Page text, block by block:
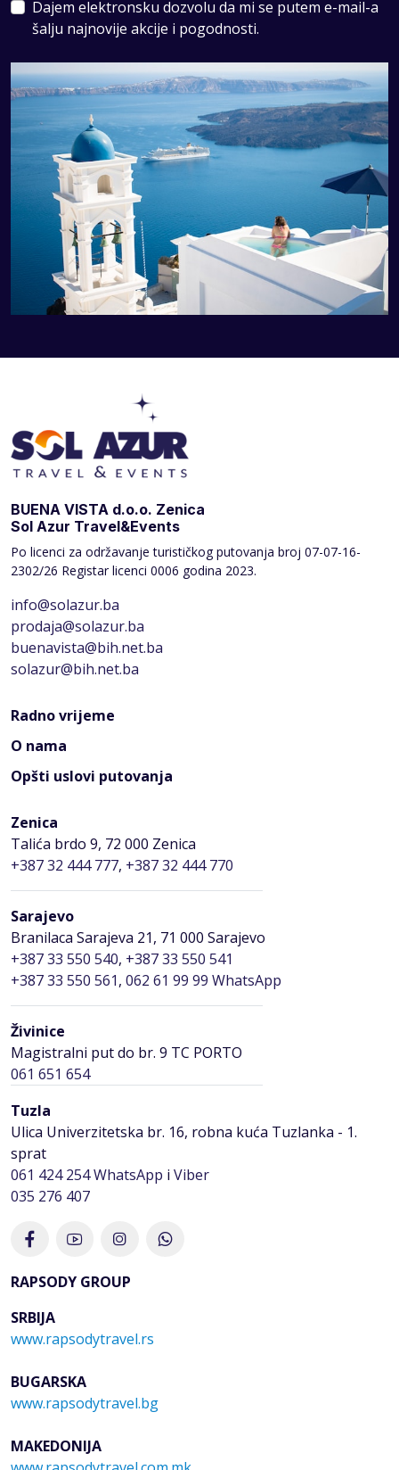
Dajem elektronsku dozvolu da mi se putem e-mail-a
šalju najnovije akcije i pogodnosti.
BUENA VISTA d.o.o. Zenica
Sol Azur Travel&Events
Po licenci za održavanje turističkog putovanja broj 07-07-16-
2302/26 Registar licenci 0006 godina 2023.
info@solazur.ba
prodaja@solazur.ba
buenavista@bih.net.ba
solazur@bih.net.ba
Radno vrijeme
O nama
Opšti uslovi putovanja
Zenica
Talića brdo 9, 72 000 Zenica
+387 32 444 777, +387 32 444 770
Sarajevo
Branilaca Sarajeva 21, 71 000 Sarajevo
+387 33 550 540, +387 33 550 541
+387 33 550 561, 062 61 99 99 WhatsApp
Živinice
Magistralni put do br. 9 TC PORTO
061 651 654
Tuzla
Ulica Univerzitetska br. 16, robna kuća Tuzlanka - 1.
sprat
061 424 254WhatsApp i Viber
035 276 407
RAPSODY GROUP
SRBIJA
www.rapsodytravel.rs
BUGARSKA
www.rapsodytravel.bg
MAKEDONIJA